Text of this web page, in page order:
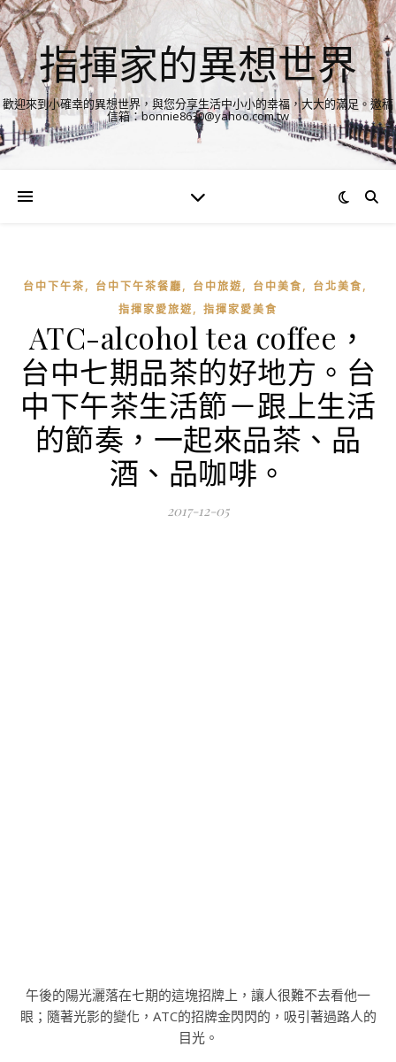
指揮家的異想世界
歡迎來到小確幸的異想世界，與您分享生活中小小的幸福，大大的滿足。邀稿
信箱：bonnie8630@yahoo.com.tw
台中下午茶, 台中下午茶餐廳, 台中旅遊, 台中美食, 台北美食,
指揮家愛旅遊, 指揮家愛美食
ATC-alcohol tea coffee，
台中七期品茶的好地方。台
中下午茶生活節－跟上生活
的節奏，一起來品茶、品
酒、品咖啡。
2017-12-05
午後的陽光灑落在七期的這塊招牌上，讓人很難不去看他一
眼；隨著光影的變化，ATC的招牌金閃閃的，吸引著過路人的
目光。